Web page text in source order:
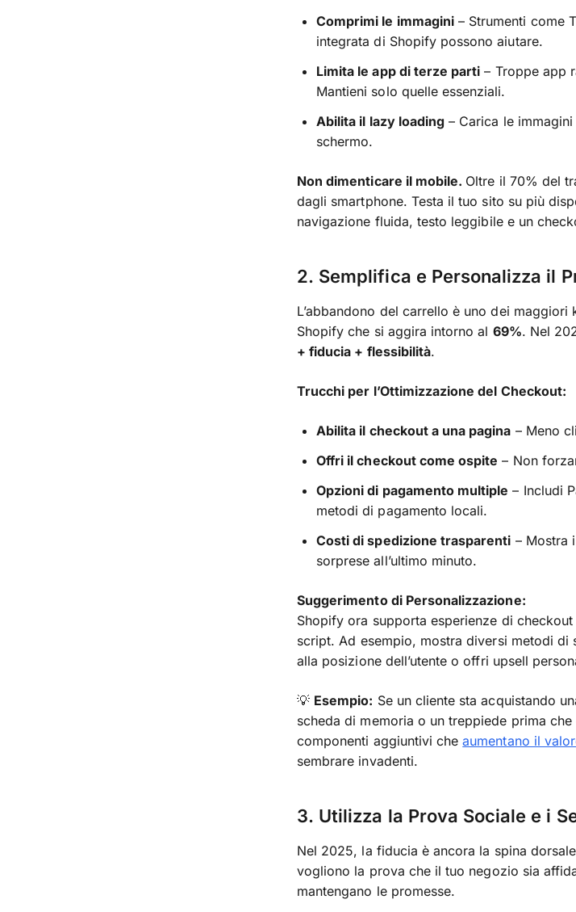
Comprimi le immagini– Strumenti come
integrata di Shopify possono aiutare.
Limita le app di terze parti – Troppe app
Mantieni solo quelle essenziali.
Abilita il lazy loading – Carica le
schermo.
Non dimenticare il mobile. Oltre il 70% del
dagli smartphone. Testa il tuo sito su più
navigazione fluida, testo leggibile e un
2. Semplifica e Personalizza il
L’abbandono del carrello è uno dei maggiori
Shopify che si aggira intorno al 69%. Nel
+ fiducia + flessibilità.
Trucchi per l’Ottimizzazione del Checkout:
Abilita il checkout a una pagina – Meno
Offri il checkout come ospite – Non
Opzioni di pagamento multiple – Includi
metodi di pagamento locali.
Costi di spedizione trasparenti – Mostra
sorprese all’ultimo minuto.
Suggerimento di Personalizzazione:
Shopify ora supporta esperienze di
script. Ad esempio, mostra diversi metodi di
alla posizione dell’utente o offri upsell
💡 Esempio: Se un cliente sta acquistando
scheda di memoria o un treppiede prima
componenti aggiuntivi cheaumentano il
sembrare invadenti.
3. Utilizza la Prova Sociale e i
Nel 2025, la fiducia è ancora la spina
vogliono la prova che il tuo negozio sia
mantengano le promesse.